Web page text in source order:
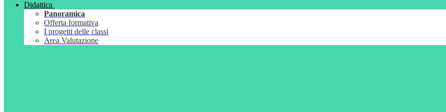
Didattica
Panoramica
Offerta formativa
I progetti delle classi
Area Valutazione